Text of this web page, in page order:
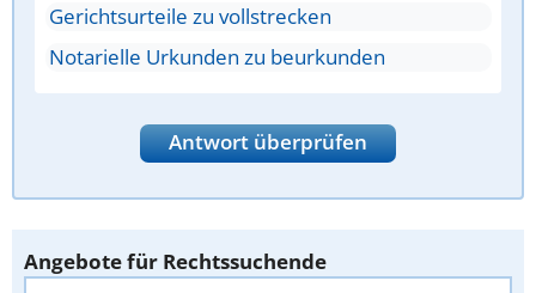
Gerichtsurteile zu vollstrecken
Notarielle Urkunden zu beurkunden
Antwort überprüfen
Angebote für Rechtssuchende